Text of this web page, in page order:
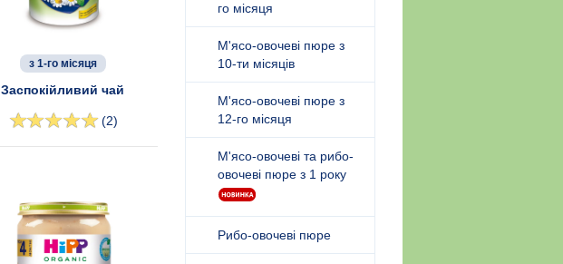
з 1-го місяця
Заспокійливий чай
(2)
го місяця
М'ясо-овочеві пюре з
10-ти місяців
М'ясо-овочеві пюре з
12-го місяця
М'ясо-овочеві та рибо-
овочеві пюре з 1 року
Рибо-овочеві пюре